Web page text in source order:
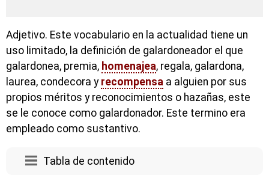
Adjetivo. Este vocabulario en la actualidad tiene un
uso limitado, la definición de galardoneador el que
galardonea, premia, homenajea, regala, galardona,
laurea, condecora y recompensa a alguien por sus
propios méritos y reconocimientos o hazañas, este
se le conoce como galardonador. Este termino era
empleado como sustantivo.
Tabla de contenido